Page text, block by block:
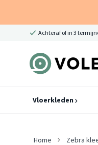
Achteraf of in 3
Vloerkleden
Home Zebra